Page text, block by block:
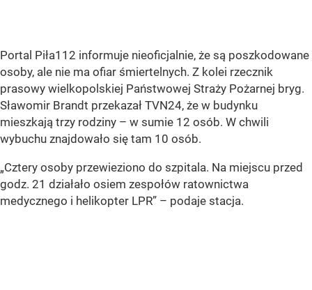
Portal Piła112 informuje nieoficjalnie, że są poszkodowane
osoby, ale nie ma ofiar śmiertelnych. Z kolei rzecznik
prasowy wielkopolskiej Państwowej Straży Pożarnej bryg.
Sławomir Brandt przekazał TVN24, że w budynku
mieszkają trzy rodziny – w sumie 12 osób. W chwili
wybuchu znajdowało się tam 10 osób.
„Cztery osoby przewieziono do szpitala. Na miejscu przed
godz. 21 działało osiem zespołów ratownictwa
medycznego i helikopter LPR” – podaje stacja.